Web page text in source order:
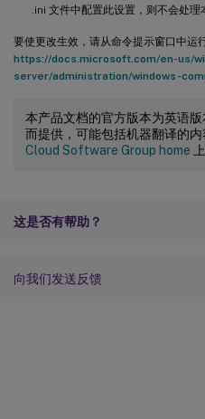
.ini 文件中配置此设置，则不会处理
要使更改生效，请从命令提示窗口中运
https://docs.microsoft.com/en-us/
server/administration/windows-
本产品文档的官方版本为英语
而提供，可能包括机器翻译的
Cloud Software Group home
这是否有帮助？
向我们发送反馈